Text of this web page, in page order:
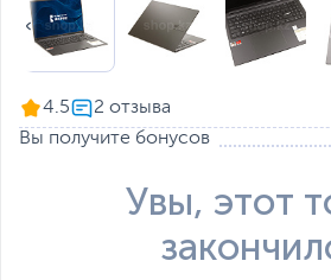
4.5
Вы получите бонусов
Увы, этот